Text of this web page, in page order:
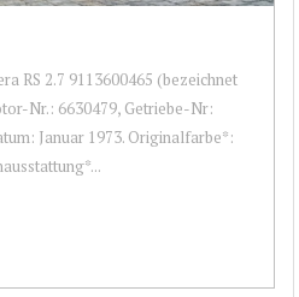
RS 2.7 9113600465 (bezeichnet
Nr.: 6630479, Getriebe-Nr:
Januar 1973. Originalfarbe*: